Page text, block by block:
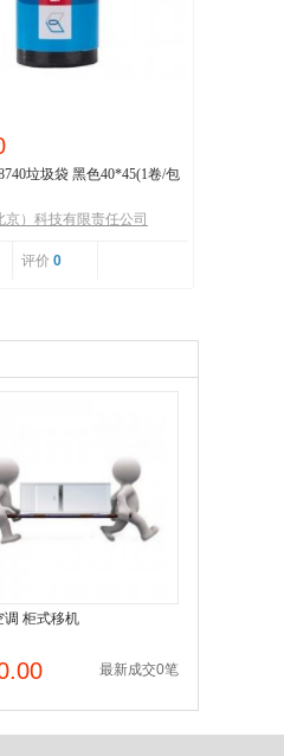
垃圾袋 黑色40*45(1卷/包
京）科技有限责任公司
评价 0
调 柜式移机
最新成交0笔